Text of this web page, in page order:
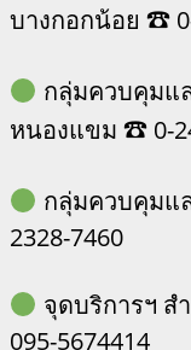
บางกอกน้อย ☎
กลุ่มควบคุมแ
หนองแขม ☎ 0-
กลุ่มควบคุมแ
2328-7460
จุดบริการฯ ส
095-5674414